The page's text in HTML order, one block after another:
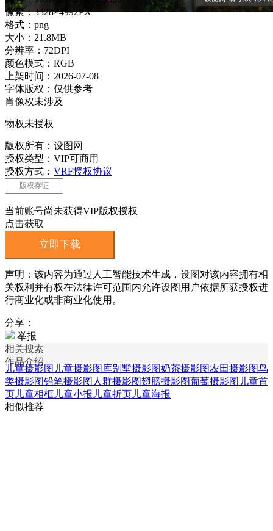
像素：3328×4992PX
格式：png
大小：21.8MB
分辨率：72DPI
颜色模式：RGB
上架时间：2026-07-08
字体版权：仅供参考
肖像权未涉及
物权未授权
版权所有：设图网
授权类型：VIP可商用
授权方式： VRF授权协议
版权存证
当前账号尚未获得VIP版权授权
点击获取
立即下载
声明：该内容为通过人工智能技术生成，设图对该内容拥有相
关权利并有权在法律许可范围内允许设图用户依据所获授权进
行商业化或非商业化使用。
分享：
举报
相关搜索
作品介绍
儿童摄影图 儿童摄影图库别墅摄影图奶茶摄影图农田摄影图鸟
类摄影图铅笔摄影图 人群摄影图翅膀摄影图葡萄摄影图 儿童首
页 儿童相框 儿童小报 儿童折页 儿童海报
相似推荐